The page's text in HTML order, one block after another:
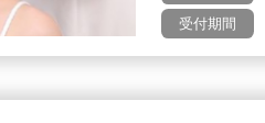
受付期間